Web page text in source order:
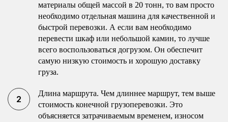
материалы общей массой в 20 тонн, то вам просто
необходимо отдельная машина для качественной и
быстрой перевозки. А если вам необходимо
перевести шкаф или небольшой камин, то лучше
всего воспользоваться догрузом. Он обеспечит
самую низкую стоимость и хорошую доставку
груза.
Длина маршрута. Чем длиннее маршрут, тем выше
стоимость конечной грузоперевозки. Это
объясняется затрачиваемым временем, износом